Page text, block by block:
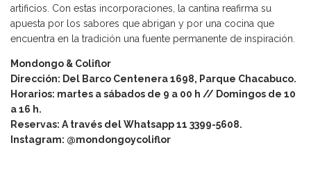
artificios. Con estas incorporaciones, la cantina reafirma su
apuesta por los sabores que abrigan y por una cocina que
encuentra en la tradición una fuente permanente de inspiración.
Mondongo & Coliflor
Dirección: Del Barco Centenera 1698, Parque Chacabuco.
Horarios: martes a sábados de 9 a 00 h // Domingos de 10
a 16 h.
Reservas: A través del Whatsapp 11 3399-5608.
Instagram: @mondongoycoliflor